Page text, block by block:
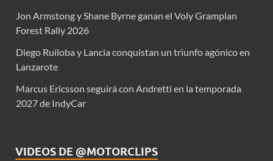
Jon Armstong y Shane Byrne ganan el Voly Grampian
Forest Rally 2026
Diego Ruiloba y Lancia conquistan un triunfo agónico en
Lanzarote
Marcus Ericsson seguirá con Andretti en la temporada
2027 de IndyCar
VIDEOS DE @MOTORCLIPS